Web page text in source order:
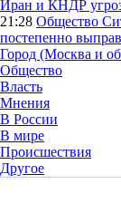
Иран и КНДР
21:28 Общество
постепенно
Город (Москва и
Общество
Власть
Мнения
В России
В мире
Происшествия
Другое